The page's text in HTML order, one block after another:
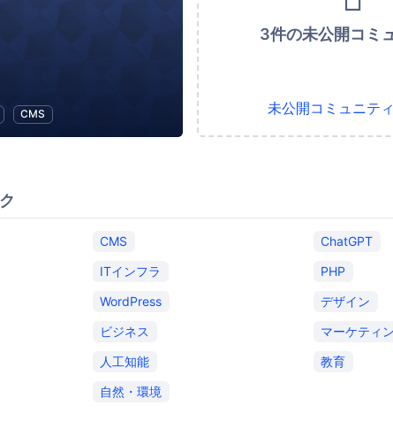
CMS
3件の未公開コミ
未公開コミュニテ
CMS
ChatGPT
ITインフラ
PHP
WordPress
デザイン
ビジネス
マーケティ
人工知能
教育
自然・環境